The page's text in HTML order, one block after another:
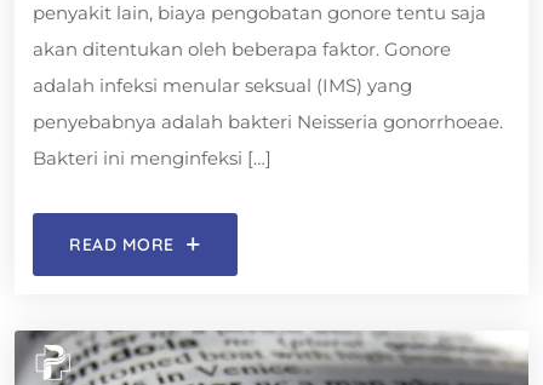
penyakit lain, biaya pengobatan gonore tentu saja
akan ditentukan oleh beberapa faktor. Gonore
adalah infeksi menular seksual (IMS) yang
penyebabnya adalah bakteri Neisseria gonorrhoeae.
Bakteri ini menginfeksi […]
READ MORE